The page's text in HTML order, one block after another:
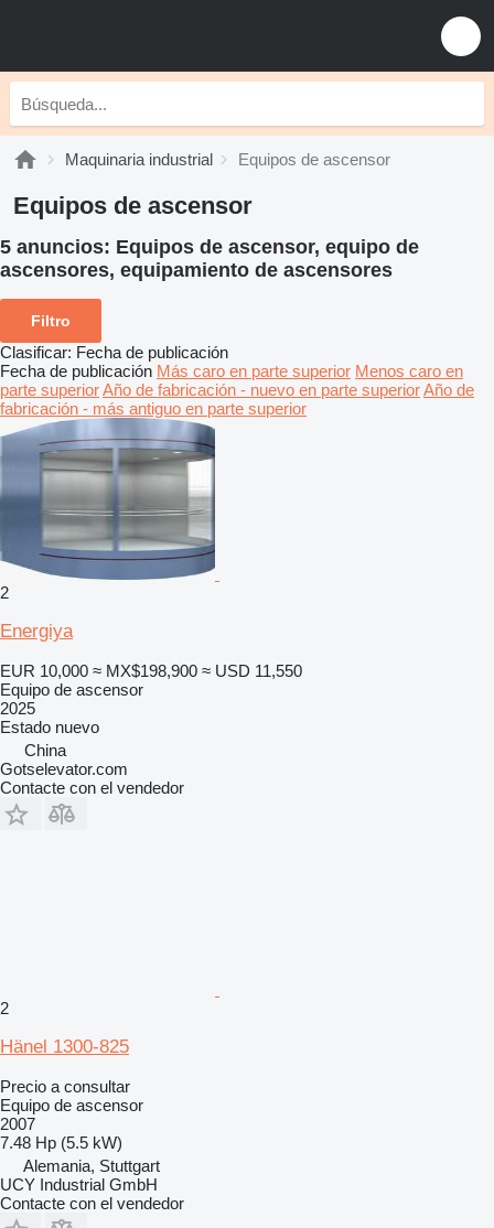
Maquinaria industrial Equipos de ascensor
Equipos de ascensor
5 anuncios: Equipos de ascensor, equipo de
ascensores, equipamiento de ascensores
Filtro
Clasificar: Fecha de publicación
Fecha de publicación Más caro en parte superior Menos caro en
parte superiorAño de fabricación - nuevo en parte superiorAño de
fabricación - más antiguo en parte superior
2
Energiya
EUR 10,000 ≈ MX$198,900 ≈ USD 11,550
Equipo de ascensor
2025
Estado nuevo
China
Gotselevator.com
Contacte con el vendedor
2
Hänel 1300-825
Precio a consultar
Equipo de ascensor
2007
7.48 Hp (5.5 kW)
Alemania, Stuttgart
UCY Industrial GmbH
Contacte con el vendedor